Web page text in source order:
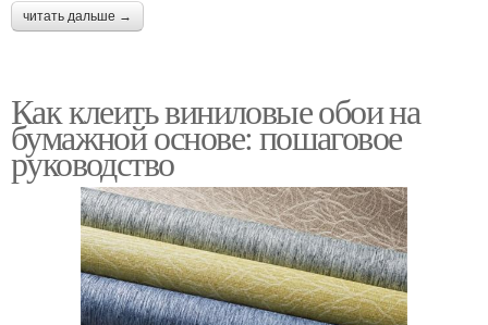
читать дальше →
Как клеить виниловые обои на
бумажной основе: пошаговое
руководство